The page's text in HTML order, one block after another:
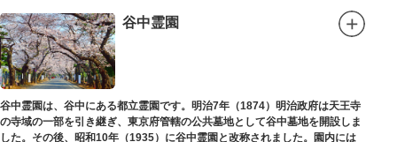
谷中霊園
谷中霊園は、谷中にある都立霊園です。明治7年（1874）明治政府は天王寺
の寺域の一部を引き継ぎ、東京府管轄の公共墓地として谷中墓地を開設しま
した。その後、昭和10年（1935）に谷中霊園と改称されました。園内には